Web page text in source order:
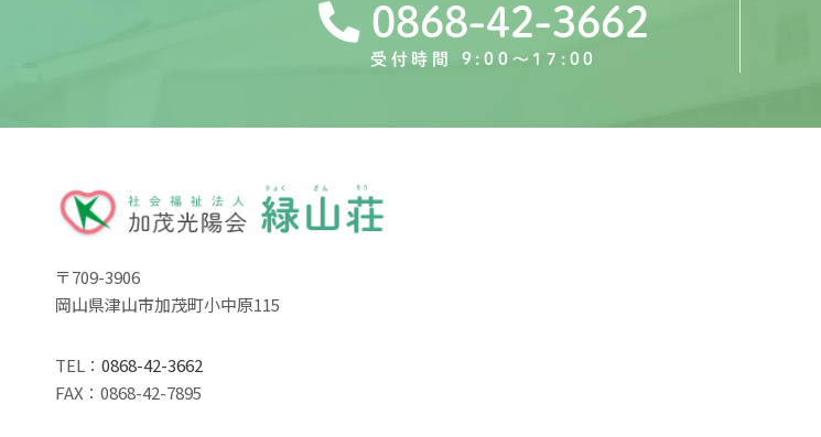
0868-42-3662
受付時間 9:00〜17:00
〒709-3906
岡山県津山市加茂町小中原115
TEL： 0868-42-3662
FAX：0868-42-7895